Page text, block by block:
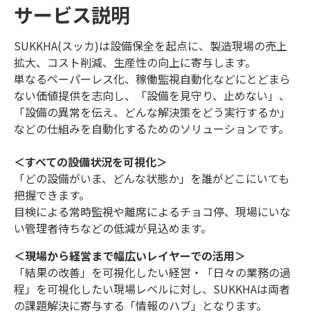
サービス説明
SUKKHA(スッカ)は設備保全を起点に、製造現場の売上
拡大、コスト削減、生産性の向上に寄与します。
単なるペーパーレス化、稼働監視自動化などにとどまら
ない価値提供を志向し、「設備を見守り、止めない」、
「設備の異常を伝え、どんな解決策をどう実行するか」
などの仕組みを自動化するためのソリューションです。
＜すべての設備状況を可視化＞
「どの設備がいま、どんな状態か」を誰がどこにいても
把握できます。
目検による常時監視や離席によるチョコ停、現場にいな
い管理者待ちなどの低減が見込めます。
＜現場から経営まで幅広いレイヤーでの活用＞
「結果の改善」を可視化したい経営・「日々の業務の過
程」を可視化したい現場レベルに対し、SUKKHAは両者
の課題解決に寄与する「情報のハブ」となります。